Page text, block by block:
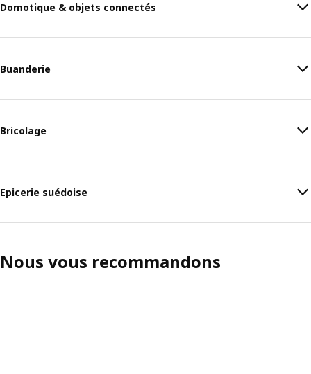
Domotique & objets connectés
Buanderie
Bricolage
Epicerie suédoise
Nous vous recommandons